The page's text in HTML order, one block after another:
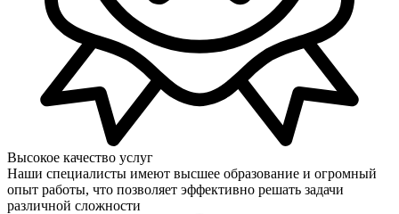
Высокое качество услуг
Наши специалисты имеют высшее образование и огромный
опыт работы, что позволяет эффективно решать задачи
различной сложности